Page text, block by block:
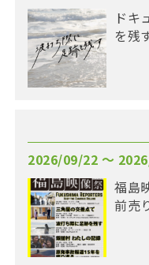
ドキ
を残
2026/09/22 〜
福島
前売